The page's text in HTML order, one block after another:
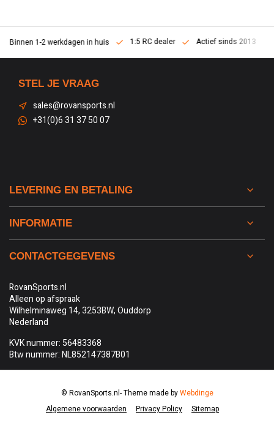
Binnen 1-2 werkdagen in huis 1:5 RC dealer Actief sinds 2013
STEL JE VRAAG
sales@rovansports.nl
+31(0)6 31 37 50 07
LEVERING EN BETALING
INFORMATIE
CONTACTGEGEVENS
RovanSports.nl
Alleen op afspraak
Wilhelminaweg 14, 3253BW, Ouddorp
Nederland
KVK nummer: 56483368
Btw nummer: NL852147387B01
Algemene voorwaarden Privacy Policy Sitemap
© RovanSports.nl- Theme made byWebdinge